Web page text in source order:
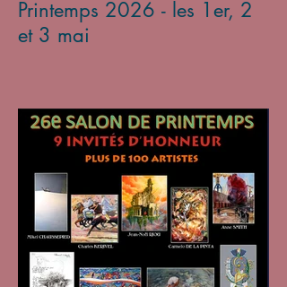
Printemps 2026 - les 1er, 2
et 3 mai